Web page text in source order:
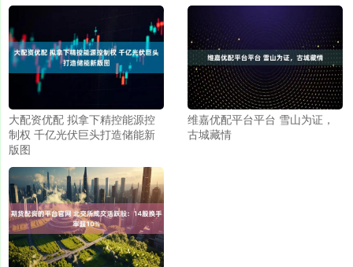
大配资优配 拟拿下精控能源控
制权 千亿光伏巨头打造储能新
版图
维嘉优配平台平台 雪山为证，
古城藏情